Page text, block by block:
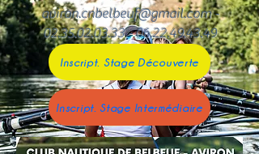
aviron.cnbelbeuf@gmail.com-
02.35.02.03.33 - 06.22.49.43.49
Inscript. Stage Découverte
Inscript. Stage Intermédiaire